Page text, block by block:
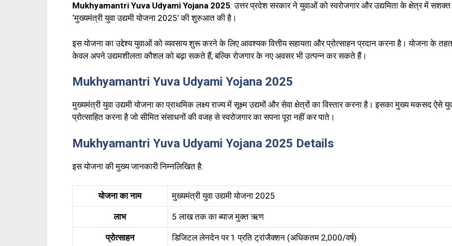
Mukhyamantri Yuva Udyami Yojana 2025:उत्तर प्रदेश सरकार ने युवाओं को स्वरोजगार और उद्यमिता के क्षेत्र में
‘मुख्यमंत्री युवा उद्यमी योजना 2025’ की शुरुआत की है।
इस योजना का उद्देश्य युवाओं को व्यवसाय शुरू करने के लिए आवश्यक वित्तीय सहायता और प्रोत्साहन प्रदान करना है। योजना के
केवल अपने उद्यमशीलता कौशल को बढ़ा सकते हैं, बल्कि रोजगार के नए अवसर भी उत्पन्न कर सकते हैं।
Mukhyamantri Yuva Udyami Yojana 2025
मुख्यमंत्री युवा उद्यमी योजना का प्राथमिक लक्ष्य राज्य में सूक्ष्म उद्यमों और सेवा क्षेत्रों का विस्तार करना है। इसका मुख्य मकसद ऐसे
प्रोत्साहित करना है जो सीमित संसाधनों की वजह से स्वरोजगार का सपना पूरा नहीं कर पाते।
Mukhyamantri Yuva Udyami Yojana 2025 Details
इस योजना की मुख्य जानकारी निम्नलिखित है:
योजना का नाम मुख्यमंत्री युवा उद्यमी योजना 2025
लाभ ₹5 लाख तक का ब्याज मुक्त ऋण
प्रोत्साहन डिजिटल लेनदेन पर ₹1 प्रति ट्रांजैक्शन (अधिकतम ₹2,000/वर्ष)